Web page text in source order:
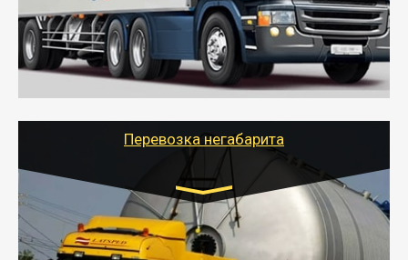
- Рефрижераторные перевозки грузов с
соблюдением температурного режима, работающим
термописцем, санитарной обработкой кузова и мед.
книжкой у водителя.
- Тайгер Логистик поможет быстро перевезти
скоропортящиеся продукты в любой город России с
Перевозка негабарита
Цена за км. Рассчитывается
индивидуально